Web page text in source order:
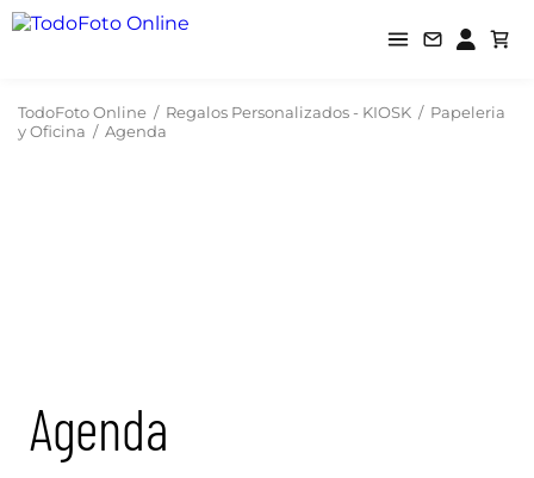
TodoFoto Online / Regalos Personalizados - KIOSK / Papeleria
y Oficina / Agenda
Agenda